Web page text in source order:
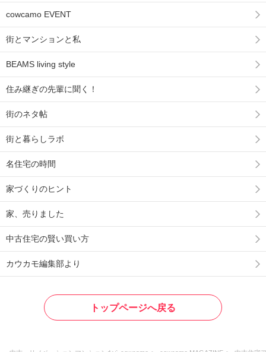
cowcamo EVENT
街とマンションと私
BEAMS living style
住み継ぎの先輩に聞く！
街のネタ帖
街と暮らしラボ
名住宅の時間
家づくりのヒント
家、売りました
中古住宅の賢い買い方
カウカモ編集部より
トップページへ戻る